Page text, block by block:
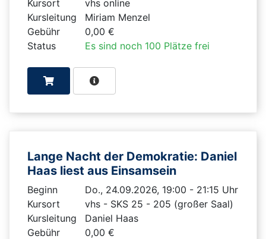
Kursort
vhs online
Kursleitung
Miriam Menzel
Gebühr
0,00 €
Status
Es sind noch 100 Plätze frei
Lange Nacht der Demokratie: Daniel
Haas liest aus Einsamsein
Beginn
Do., 24.09.2026, 19:00 - 21:15 Uhr
Kursort
vhs - SKS 25 - 205 (großer Saal)
Kursleitung
Daniel Haas
Gebühr
0,00 €